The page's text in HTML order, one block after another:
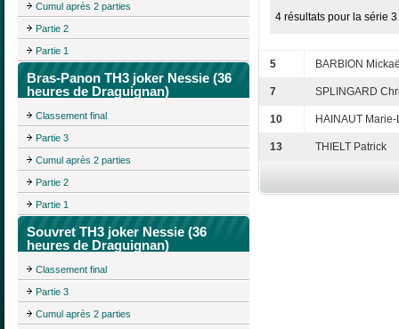
Cumul après 2 parties
Partie 2
Partie 1
Bras-Panon TH3 joker Nessie (36
heures de Draguignan)
Classement final
Partie 3
Cumul après 2 parties
Partie 2
Partie 1
Souvret TH3 joker Nessie (36
heures de Draguignan)
Classement final
Partie 3
Cumul après 2 parties
4 résultats pour la série 3
5 BARBION
7 SPLINGARD
10 HAINAUT
13 THIELT Patrick